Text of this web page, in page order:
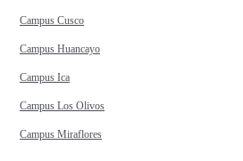
Campus Cusco
Campus Huancayo
Campus Ica
Campus Los Olivos
Campus Miraflores